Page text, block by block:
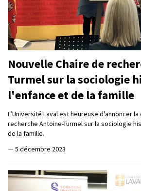
Nouvelle Chaire de
Turmel sur la sociologie
l'enfance et de la famille
L’Université Laval est heureuse d’annoncer
recherche Antoine-Turmel sur la sociologie
de la famille.
— 5 décembre 2023